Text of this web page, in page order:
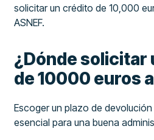
solicitar un crédito de 10,000
ASNEF.
¿Dónde solicitar
de 10000 euros
Escoger un plazo de
esencial para una buena